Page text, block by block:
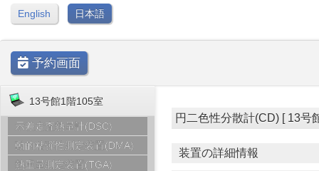
English 日本語
予約画面
13号館1階105室
示差走査熱量計(DSC)
動的粘弾性測定装置(DMA)
熱重量測定装置(TGA)
円二色性分散計(CD) [ 13号
装置の詳細情報